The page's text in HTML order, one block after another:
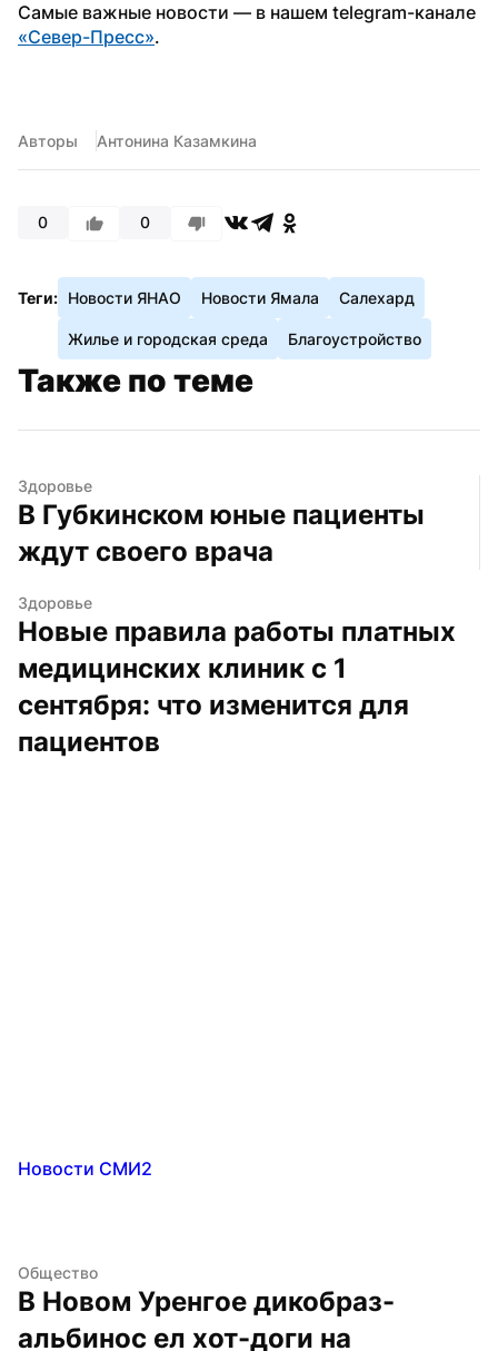
«Север-Пресс».
Авторы Антонина Казамкина
0 0
Теги: Новости ЯНАО Новости Ямала Салехард
Жилье и городская среда Благоустройство
Также по теме
Здоровье
В Губкинском юные пациенты
ждут своего врача
Здоровье
Новые правила работы платных
медицинских клиник с 1
сентября: что изменится для
пациентов
Новости СМИ2
Общество
В Новом Уренгое дикобраз-
альбинос ел хот-доги на